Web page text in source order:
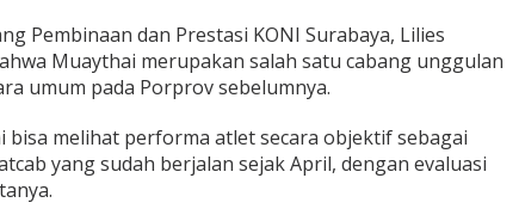
Pembinaan dan Prestasi KONI Surabaya, Lilies
Muaythai merupakan salah satu cabang unggulan
umum pada Porprov sebelumnya.
bisa melihat performa atlet secara objektif sebagai
yang sudah berjalan sejak April, dengan evaluasi